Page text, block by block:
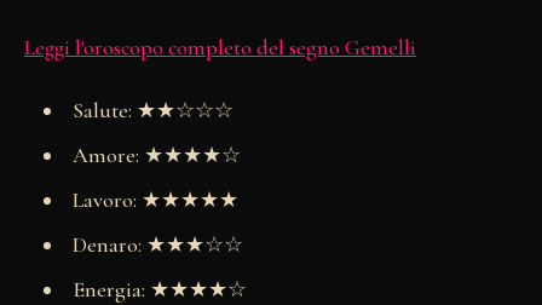
Leggi l'oroscopo completo del segno Gemelli
Salute: ★★☆☆☆
Amore: ★★★★☆
Lavoro: ★★★★★
Denaro: ★★★☆☆
Energia: ★★★★☆